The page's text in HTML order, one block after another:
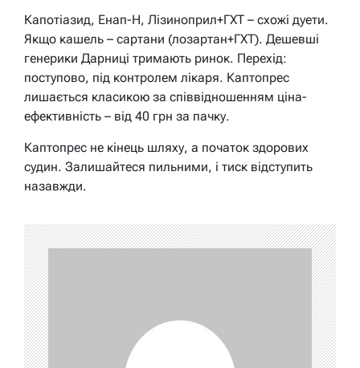
Капотіазид, Енап-Н, Лізиноприл+ГХТ – схожі дуети.
Якщо кашель – сартани (лозартан+ГХТ). Дешевші
генерики Дарниці тримають ринок. Перехід:
поступово, під контролем лікаря. Каптопрес
лишається класикою за співвідношенням ціна-
ефективність – від 40 грн за пачку.
Каптопрес не кінець шляху, а початок здорових
судин. Залишайтеся пильними, і тиск відступить
назавжди.